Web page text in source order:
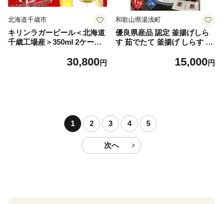
北海道千歳市
キリンラガービール＜北海道
千歳工場産＞350ml 2ケース
30,800円
和歌山県湯浅町
優良県産品 認定 釜揚げしら
す 茹でたて 釜揚げ しらす 無
国産 海の幸 海鮮 魚介 紀州湯
15,000円
1 2 3 4 5
次へ